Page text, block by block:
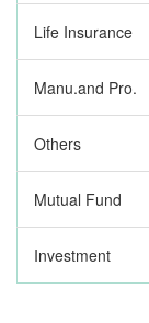
Life Insurance
Manu.and Pro.
Others
Mutual Fund
Investment